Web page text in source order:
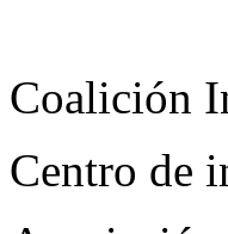
Coalición
Centro de